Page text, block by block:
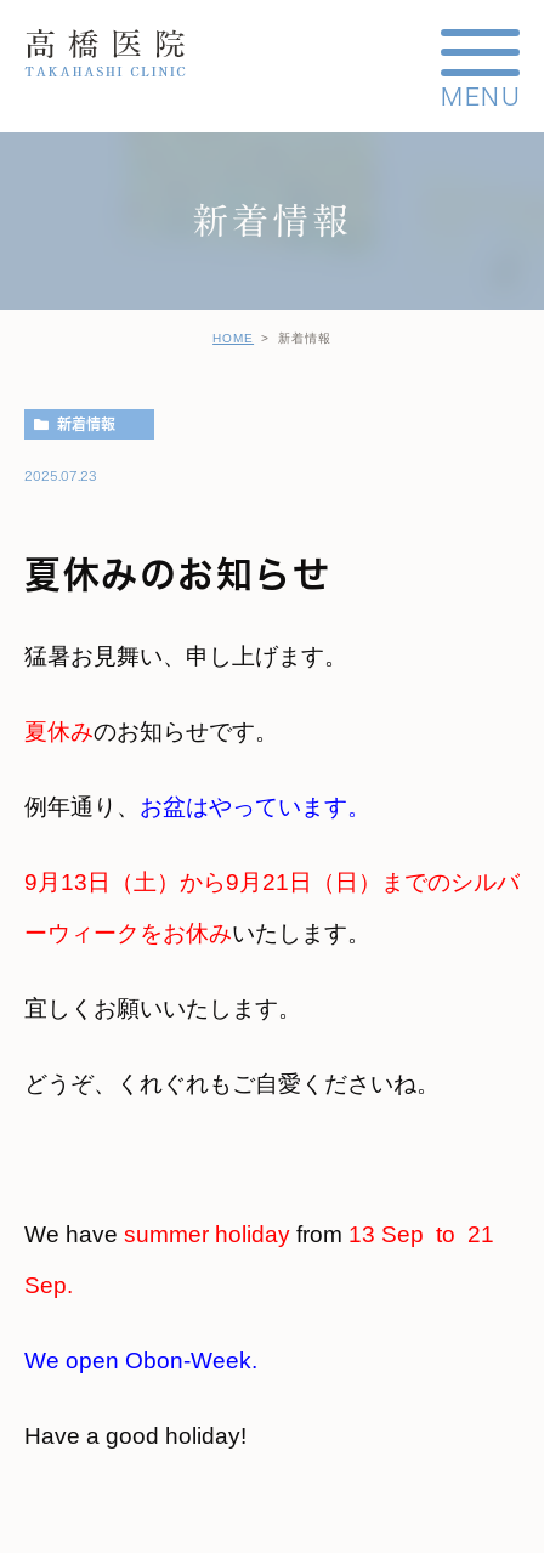
新着情報
HOME 新着情報
新着情報
2025.07.23
夏休みのお知らせ
猛暑お見舞い、申し上げます。
夏休みのお知らせです。
例年通り、 お盆はやっています。
9月13日（土）から9月21日（日）までのシルバ
ーウィークをお休みいたします。
宜しくお願いいたします。
どうぞ、くれぐれもご自愛くださいね。
We have summer holiday from 13 Sep to 21
Sep.
We open Obon-Week.
Have a good holiday!